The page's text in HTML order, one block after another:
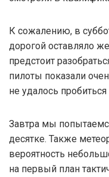
К сожалению, в
дорогой оставляло
предстоит
пилоты показали
не удалось
Завтра мы
десятке. Также
вероятность
на первый план